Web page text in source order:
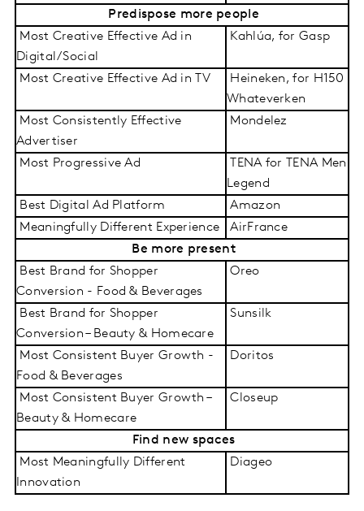
Predispose more people
Most Creative Effective Ad in
Digital/Social
Kahlúa, for Gasp
Most Creative Effective Ad in TV
Heineken, for H150
Whateverken
Most Consistently Effective
Advertiser
Mondelez
Most Progressive Ad
TENA for TENA Men
Legend
Best Digital Ad Platform
Amazon
Meaningfully Different Experience
AirFrance
Be more present
Best Brand for Shopper
Conversion - Food & Beverages
Oreo
Best Brand for Shopper
Conversion – Beauty & Homecare
Sunsilk
Most Consistent Buyer Growth -
Food & Beverages
Doritos
Most Consistent Buyer Growth –
Beauty & Homecare
Closeup
Find new spaces
Most Meaningfully Different
Innovation
Diageo